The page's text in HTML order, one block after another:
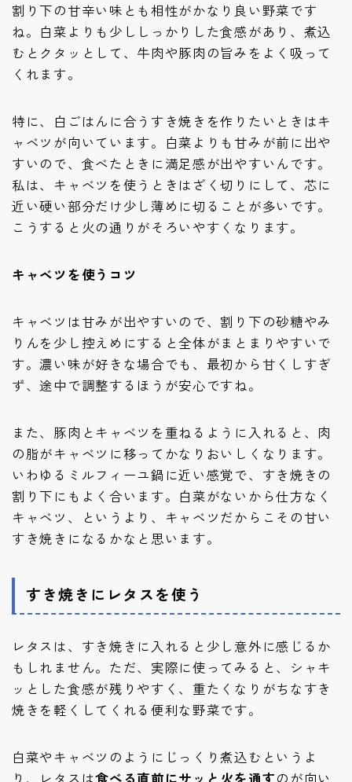
割り下の甘辛い味とも相性がかなり良い野菜です
ね。白菜よりも少ししっかりした食感があり、煮込
むとクタッとして、牛肉や豚肉の旨みをよく吸って
くれます。
特に、白ごはんに合うすき焼きを作りたいときはキ
ャベツが向いています。白菜よりも甘みが前に出や
すいので、食べたときに満足感が出やすいんです。
私は、キャベツを使うときはざく切りにして、芯に
近い硬い部分だけ少し薄めに切ることが多いです。
こうすると火の通りがそろいやすくなります。
キャベツを使うコツ
キャベツは甘みが出やすいので、割り下の砂糖やみ
りんを少し控えめにすると全体がまとまりやすいで
す。濃い味が好きな場合でも、最初から甘くしすぎ
ず、途中で調整するほうが安心ですね。
また、豚肉とキャベツを重ねるように入れると、肉
の脂がキャベツに移ってかなりおいしくなります。
いわゆるミルフィーユ鍋に近い感覚で、すき焼きの
割り下にもよく合います。白菜がないから仕方なく
キャベツ、というより、キャベツだからこその甘い
すき焼きになるかなと思います。
すき焼きにレタスを使う
レタスは、すき焼きに入れると少し意外に感じるか
もしれません。ただ、実際に使ってみると、シャキ
ッとした食感が残りやすく、重たくなりがちなすき
焼きを軽くしてくれる便利な野菜です。
白菜やキャベツのようにじっくり煮込むというよ